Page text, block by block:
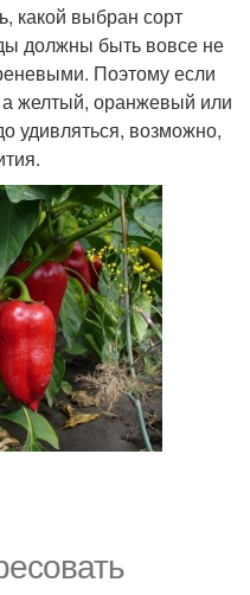
какой выбран сорт
должны быть вовсе не
Поэтому если
желтый, оранжевый или
удивляться, возможно,